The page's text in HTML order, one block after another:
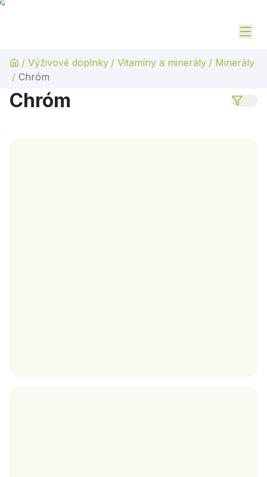
/ Výživové doplnky / Vitamíny a minerály / Minerály
/ Chróm
Chróm